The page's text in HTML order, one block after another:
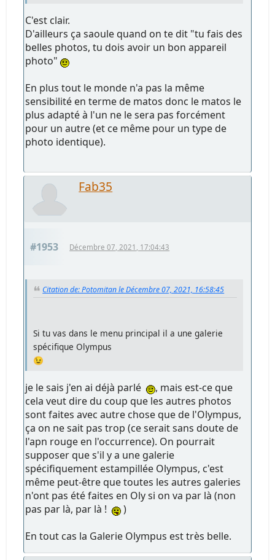
C'est clair.
D'ailleurs ça saoule quand on te dit "tu fais des
belles photos, tu dois avoir un bon appareil
photo"
En plus tout le monde n'a pas la même
sensibilité en terme de matos donc le matos le
plus adapté à l'un ne le sera pas forcément
pour un autre (et ce même pour un type de
photo identique).
Fab35
#1953 Décembre 07, 2021, 17:04:43
Citation de: Potomitan le Décembre 07, 2021, 16:58:45
Si tu vas dans le menu principal il a une galerie
spécifique Olympus
😉
je le sais j'en ai déjà parlé
, mais est-ce que
cela veut dire du coup que les autres photos
sont faites avec autre chose que de l'Olympus,
ça on ne sait pas trop (ce serait sans doute de
l'apn rouge en l'occurrence). On pourrait
supposer que s'il y a une galerie
spécifiquement estampillée Olympus, c'est
même peut-être que toutes les autres galeries
n'ont pas été faites en Oly si on va par là (non
pas par là, par là !
)
En tout cas la Galerie Olympus est très belle.